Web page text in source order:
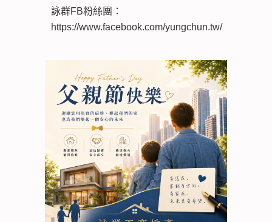
詠群FB粉絲團：
https://www.facebook.com/yungchun.tw/